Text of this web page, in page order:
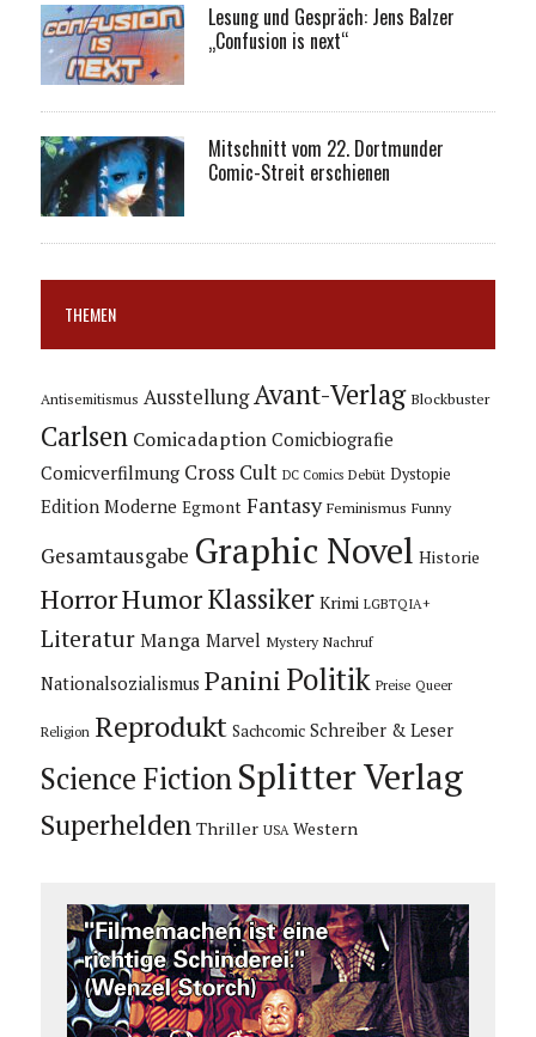
Lesung und Gespräch: Jens Balzer
„Confusion is next“
Mitschnitt vom 22. Dortmunder
Comic-Streit erschienen
THEMEN
Antisemitismus Ausstellung Avant-Verlag Blockbuster
Carlsen Comicadaption Comicbiografie
Comicverfilmung Cross Cult DC Comics Debüt Dystopie
Edition Moderne Egmont Fantasy Feminismus Funny
Gesamtausgabe Graphic Novel Historie
HorrorHumorKlassiker Krimi LGBTQIA+
Literatur Manga Marvel Mystery Nachruf
Nationalsozialismus Panini Politik Preise Queer
Religion Reprodukt Sachcomic Schreiber & Leser
Science Fiction Splitter Verlag
Superhelden Thriller USA Western